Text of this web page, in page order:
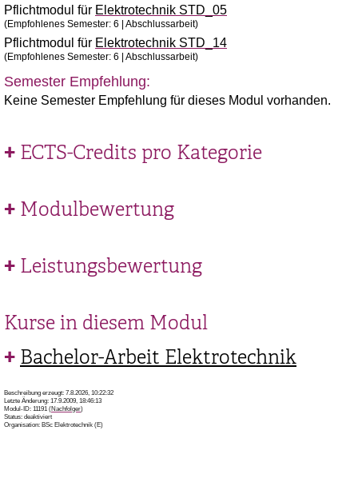
Pflichtmodul für Elektrotechnik STD_05
(Empfohlenes Semester: 6 | Abschlussarbeit)
Pflichtmodul für Elektrotechnik STD_14
(Empfohlenes Semester: 6 | Abschlussarbeit)
Semester Empfehlung:
Keine Semester Empfehlung für dieses Modul vorhanden.
ECTS-Credits pro Kategorie
Modulbewertung
Leistungsbewertung
Kurse in diesem Modul
Bachelor-Arbeit Elektrotechnik
Beschreibung erzeugt: 7.8.2026, 10:22:32
Letzte Änderung: 17.9.2009, 18:46:13
Modul-ID: 11191 (Nachfolger)
Status: deaktiviert
Organisation: BSc Elektrotechnik (E)